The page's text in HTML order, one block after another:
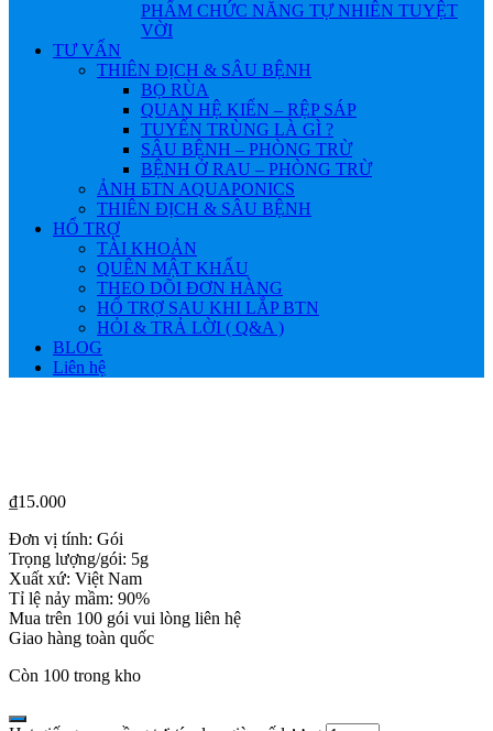
PHẨM CHỨC NĂNG TỰ NHIÊN TUYỆT
VỜI
TƯ VẤN
THIÊN ĐỊCH & SÂU BỆNH
BỌ RÙA
QUAN HỆ KIẾN – RỆP SÁP
TUYẾN TRÙNG LÀ GÌ ?
SÂU BỆNH – PHÒNG TRỪ
BỆNH Ở RAU – PHÒNG TRỪ
ẢNH БTN AQUAPONICS
THIÊN ĐỊCH & SÂU BỆNH
HỔ TRỢ
TÀI KHOẢN
QUÊN MẬT KHẨU
THEO DÕI ĐƠN HÀNG
HỔ TRỢ SAU KHI LẮP BTN
HỎI & TRẢ LỜI ( Q&A )
BLOG
Liên hệ
₫15.000
Đơn vị tính: Gói
Trọng lượng/gói: 5g
Xuất xứ: Việt Nam
Tỉ lệ nảy mầm: 90%
Mua trên 100 gói vui lòng liên hệ
Giao hàng toàn quốc
Còn 100 trong kho